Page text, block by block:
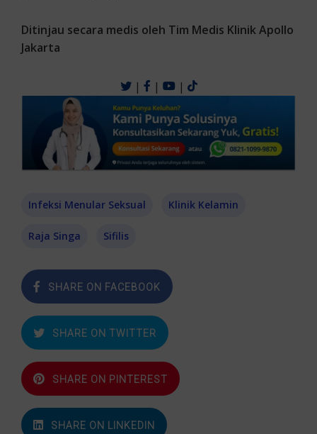
Ditinjau secara medis oleh Tim Medis Klinik Apollo
Jakarta
| | |
Infeksi Menular Seksual Klinik Kelamin
Raja Singa Sifilis
SHARE ON FACEBOOK
SHARE ON TWITTER
SHARE ON PINTEREST
SHARE ON LINKEDIN